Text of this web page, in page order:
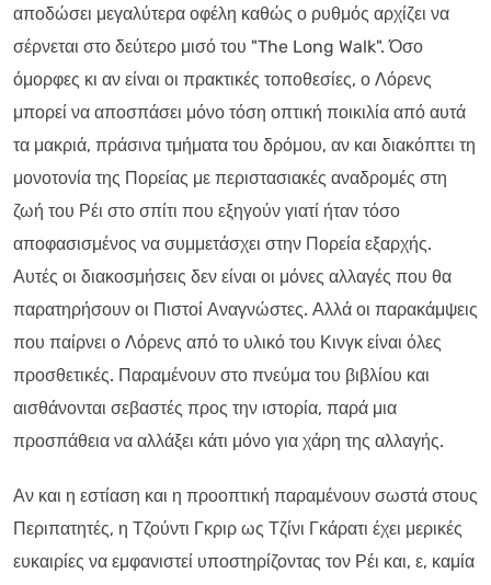
αποδώσει μεγαλύτερα οφέλη καθώς ο ρυθμός αρχίζει να
σέρνεται στο δεύτερο μισό του "The Long Walk". Όσο
όμορφες κι αν είναι οι πρακτικές τοποθεσίες, ο Λόρενς
μπορεί να αποσπάσει μόνο τόση οπτική ποικιλία από αυτά
τα μακριά, πράσινα τμήματα του δρόμου, αν και διακόπτει τη
μονοτονία της Πορείας με περιστασιακές αναδρομές στη
ζωή του Ρέι στο σπίτι που εξηγούν γιατί ήταν τόσο
αποφασισμένος να συμμετάσχει στην Πορεία εξαρχής.
Αυτές οι διακοσμήσεις δεν είναι οι μόνες αλλαγές που θα
παρατηρήσουν οι Πιστοί Αναγνώστες. Αλλά οι παρακάμψεις
που παίρνει ο Λόρενς από το υλικό του Κινγκ είναι όλες
προσθετικές. Παραμένουν στο πνεύμα του βιβλίου και
αισθάνονται σεβαστές προς την ιστορία, παρά μια
προσπάθεια να αλλάξει κάτι μόνο για χάρη της αλλαγής.
Αν και η εστίαση και η προοπτική παραμένουν σωστά στους
Περιπατητές, η Τζούντι Γκριρ ως Τζίνι Γκάρατι έχει μερικές
ευκαιρίες να εμφανιστεί υποστηρίζοντας τον Ρέι και, ε, καμία